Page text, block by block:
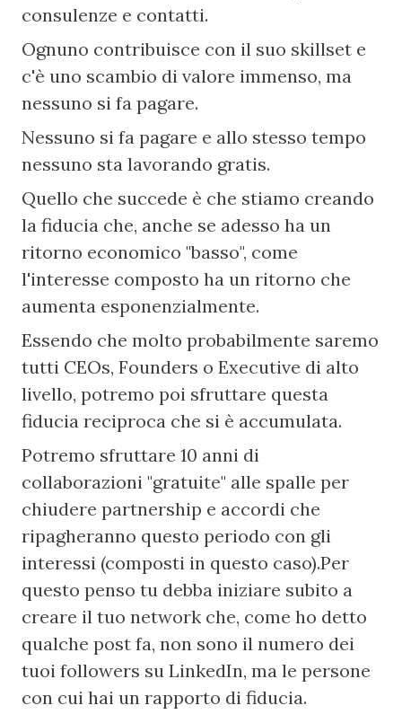
consulenze e contatti.
Ognuno contribuisce con il suo skillset e
c'è uno scambio di valore immenso, ma
nessuno si fa pagare.
Nessuno si fa pagare e allo stesso tempo
nessuno sta lavorando gratis.
Quello che succede è che stiamo creando
la fiducia che, anche se adesso ha un
ritorno economico "basso", come
l'interesse composto ha un ritorno che
aumenta esponenzialmente.
Essendo che molto probabilmente saremo
tutti CEOs, Founders o Executive di alto
livello, potremo poi sfruttare questa
fiducia reciproca che si è accumulata.
Potremo sfruttare 10 anni di
collaborazioni "gratuite" alle spalle per
chiudere partnership e accordi che
ripagheranno questo periodo con gli
interessi (composti in questo caso).Per
questo penso tu debba iniziare subito a
creare il tuo network che, come ho detto
qualche post fa, non sono il numero dei
tuoi followers su LinkedIn, ma le persone
con cui hai un rapporto di fiducia.